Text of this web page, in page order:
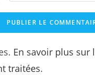
En savoir plus sur
traitées.